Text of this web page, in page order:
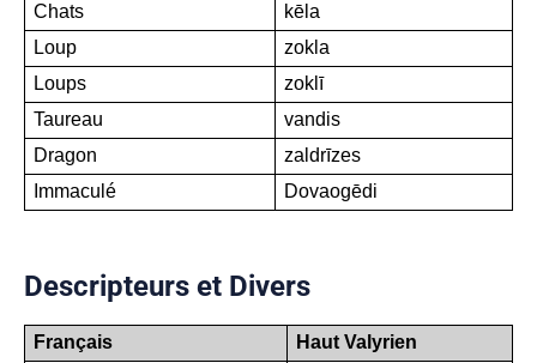
Chats
kēla
Loup
zokla
Loups
zoklī
Taureau
vandis
Dragon
zaldrīzes
Immaculé
Dovaogēdi
Descripteurs et Divers
Français
Haut Valyrien